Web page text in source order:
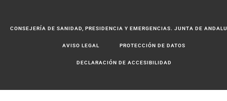
CONSEJERÍA DE SANIDAD, PRESIDENCIA Y EMERGENCIAS. JUNTA DE
AVISO LEGAL PROTECCIÓN DE DATOS
DECLARACIÓN DE ACCESIBILIDAD